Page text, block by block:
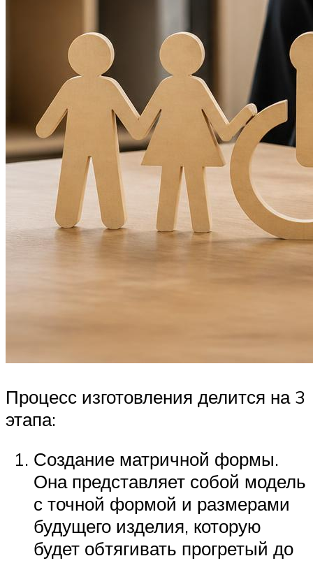
Процесс изготовления делится на 3
этапа:
Создание матричной формы.
Она представляет собой модель
с точной формой и размерами
будущего изделия, которую
будет обтягивать прогретый до